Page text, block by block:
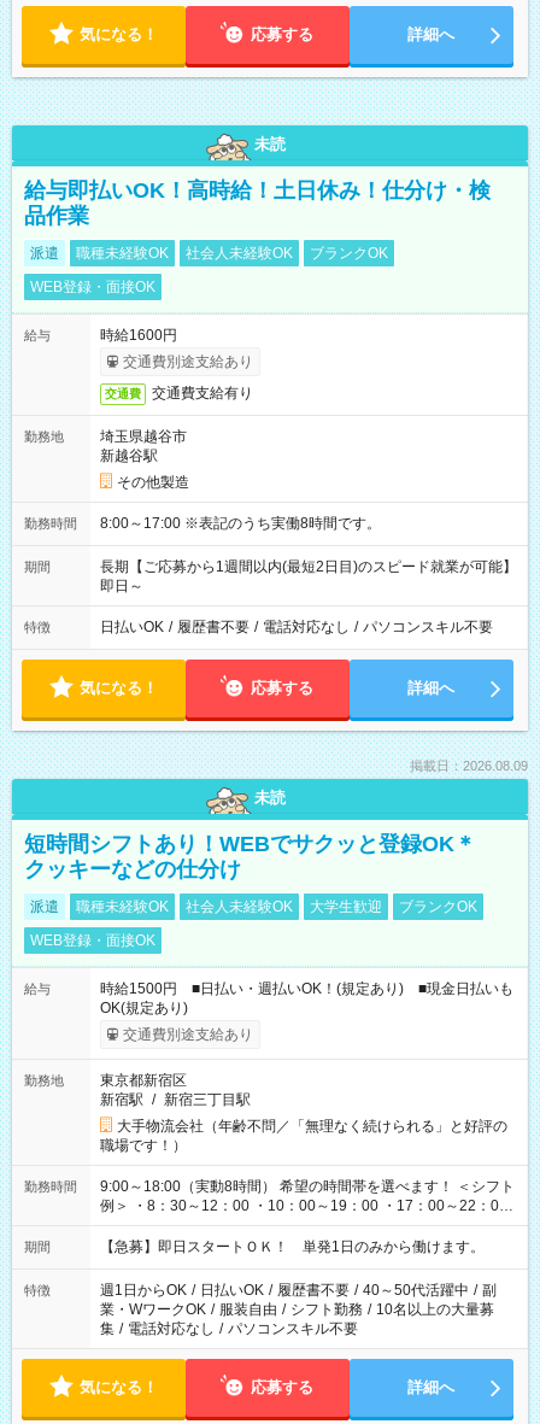
18:00 などのように、自由な働き方が可能なお仕事です！
気になる！ 応募する 詳細へ
未読
給与即払いOK！高時給！土日休み！仕分け・検
品作業
派遣 職種未経験OK 社会人未経験OK
ブランクOK
WEB登録・面接OK
給与
時給1600円
交通費別途支給あり
交通費 交通費支給有り
勤務地
埼玉県越谷市
新越谷駅
その他製造
勤務時間 8:00～17:00 ※表記のうち実働8時間です。
期間
長期【ご応募から1週間以内(最短2日目)のスピード就業が可能】
即日～
特徴 日払いOK / 履歴書不要 / 電話対応なし / パソコンスキル不要
気になる！ 応募する 詳細へ
掲載日：2026.08.09
未読
短時間シフトあり！WEBでサクッと登録OK＊
クッキーなどの仕分け
派遣 職種未経験OK 社会人未経験OK 大学生歓迎
ブランクOK
WEB登録・面接OK
給与
時給1500円 ■日払い・週払いOK！(規定あり) ■現金日払いも
OK(規定あり)
交通費別途支給あり
勤務地
東京都新宿区
新宿駅 / 新宿三丁目駅
大手物流会社（年齢不問／「無理なく続けられる」と好評の
職場です！）
勤務時間
9:00～18:00（実動8時間） 希望の時間帯を選べます！ ＜シフト
例＞ ・8：30～12：00 ・10：00～19：00 ・17：00～22：00
・13：00～22：00 ・22：00～翌6：00 など
期間 【急募】即日スタートＯＫ！ 単発1日のみから働けます。
特徴 週1日からOK / 日払いOK / 履歴書不要 / 40～50代活躍中 / 副
業・WワークOK / 服装自由 / シフト勤務 / 10名以上の大量募
集 / 電話対応なし / パソコンスキル不要
気になる！ 応募する 詳細へ